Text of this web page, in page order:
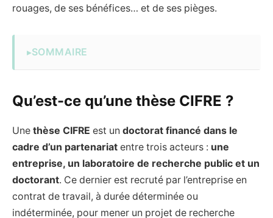
rouages, de ses bénéfices… et de ses pièges.
SOMMAIRE
Qu’est-ce qu’une thèse CIFRE ?
Une thèse CIFRE est un doctorat financé dans le
cadre d’un partenariat entre trois acteurs : une
entreprise, un laboratoire de recherche public et un
doctorant. Ce dernier est recruté par l’entreprise en
contrat de travail, à durée déterminée ou
indéterminée, pour mener un projet de recherche